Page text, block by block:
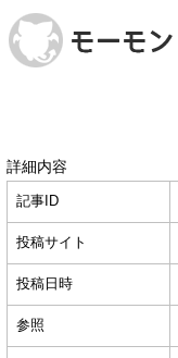
詳細内容
記事ID
投稿サイト
投稿日時
参照